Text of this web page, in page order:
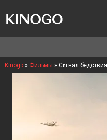
Kinogo » Фильмы » Сигнал бедствия